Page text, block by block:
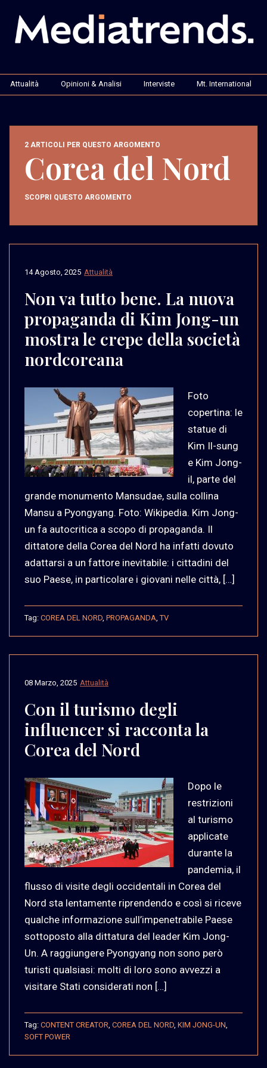
Attualità Opinioni & Analisi Interviste Mt. International
2 ARTICOLI PER QUESTO ARGOMENTO
Corea del Nord
SCOPRI QUESTO ARGOMENTO
Attualità
14 Agosto, 2025
Non va tutto bene. La nuova
propaganda di Kim Jong-un
mostra le crepe della società
nordcoreana
Foto
copertina: le
statue di
Kim Il-sung
e Kim Jong-
il, parte del
grande monumento Mansudae, sulla collina
Mansu a Pyongyang. Foto: Wikipedia. Kim Jong-
un fa autocritica a scopo di propaganda. Il
dittatore della Corea del Nord ha infatti dovuto
adattarsi a un fattore inevitabile: i cittadini del
suo Paese, in particolare i giovani nelle città, […]
Tag: COREA DEL NORD PROPAGANDA ,TV
Attualità
08 Marzo, 2025
Con il turismo degli
influencer si racconta la
Corea del Nord
Dopo le
restrizioni
al turismo
applicate
durante la
pandemia, il
flusso di visite degli occidentali in Corea del
Nord sta lentamente riprendendo e così si riceve
qualche informazione sull’impenetrabile Paese
sottoposto alla dittatura del leader Kim Jong-
Un. A raggiungere Pyongyang non sono però
turisti qualsiasi: molti di loro sono avvezzi a
visitare Stati considerati non […]
Tag: CONTENT CREATOR COREA DEL NORD KIM JONG-UN
SOFT POWER